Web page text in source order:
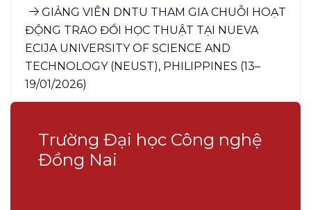
GIẢNG VIÊN DNTU THAM GIA CHUỖI HOẠT
ĐỘNG TRAO ĐỔI HỌC THUẬT TẠI NUEVA
ECIJA UNIVERSITY OF SCIENCE AND
TECHNOLOGY (NEUST), PHILIPPINES (13–
19/01/2026)
Trường Đại học Công nghệ
Đồng Nai